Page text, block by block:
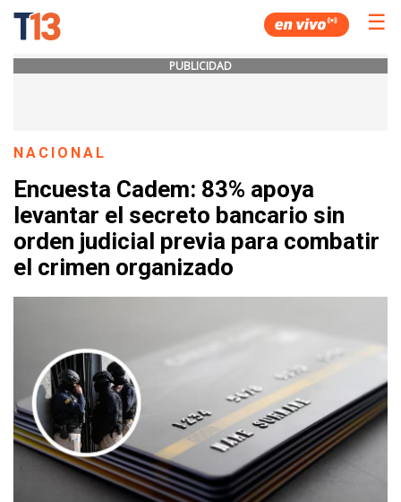
☰
PUBLICIDAD
NACIONAL
Encuesta Cadem: 83% apoya
levantar el secreto bancario sin
orden judicial previa para combatir
el crimen organizado